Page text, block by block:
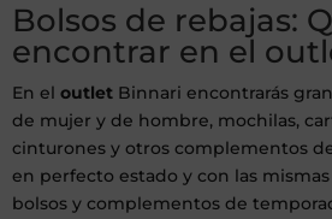
Bolsos de rebajas:
encontrar en el
En el outlet Binnari encontrarás
de mujer y de hombre, mochilas,
cinturones y otros complementos
en perfecto estado y con las
bolsos y complementos de